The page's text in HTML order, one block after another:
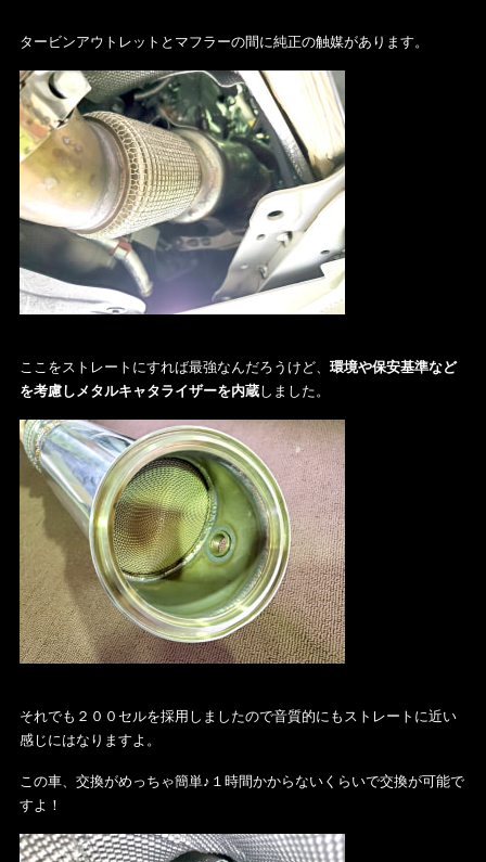
タービンアウトレットとマフラーの間に純正の触媒があります。
ここをストレートにすれば最強なんだろうけど、 環境や保安基準など
を考慮しメタルキャタライザーを内蔵しました。
それでも２００セルを採用しましたので音質的にもストレートに近い
感じにはなりますよ。
この車、交換がめっちゃ簡単♪１時間かからないくらいで交換が可能で
すよ！